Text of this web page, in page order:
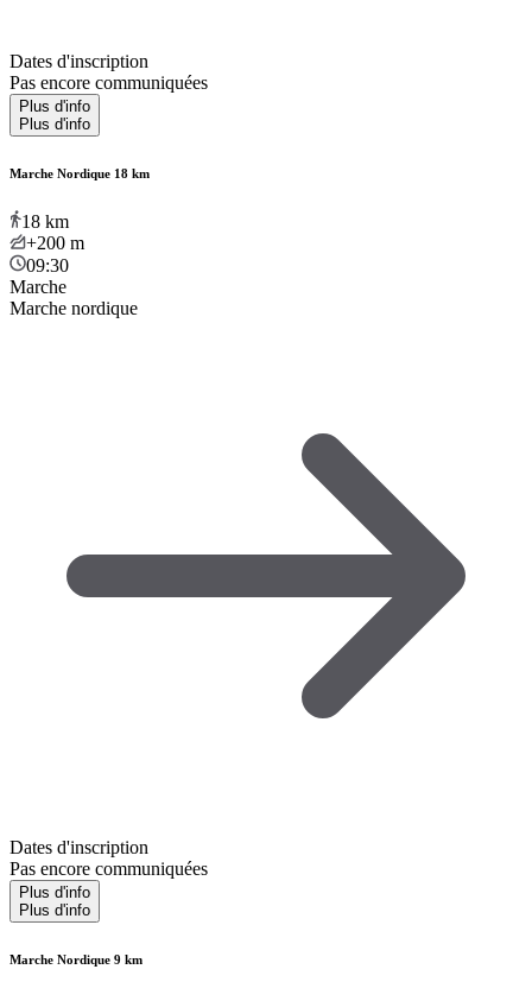
Dates d'inscription
Pas encore communiquées
Plus d'info
Plus d'info
Marche Nordique 18 km
18 km
+200 m
09:30
Marche
Marche nordique
Dates d'inscription
Pas encore communiquées
Plus d'info
Plus d'info
Marche Nordique 9 km